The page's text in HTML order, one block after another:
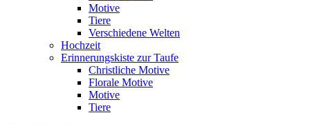
Motive
Tiere
Verschiedene Welten
Hochzeit
Erinnerungskiste zur Taufe
Christliche Motive
Florale Motive
Motive
Tiere